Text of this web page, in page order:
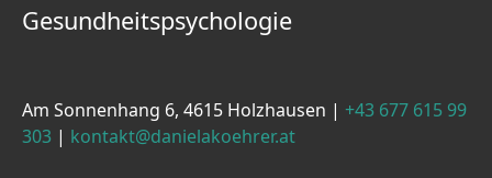
Gesundheitspsychologie
Am Sonnenhang 6, 4615 Holzhausen | +43 677 615 99
303 | kontakt@danielakoehrer.at